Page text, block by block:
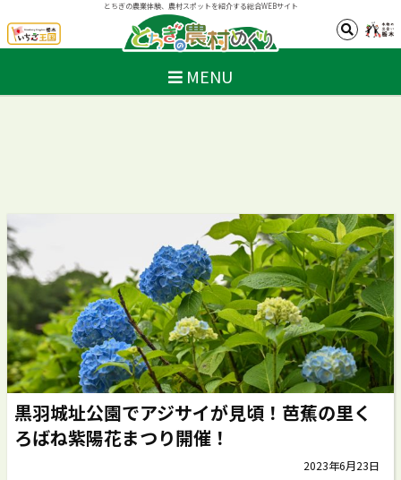
とちぎの農業体験、農村スポットを紹介する総合WEBサイト
MENU
黒羽城址公園でアジサイが見頃！芭蕉の里く
ろばね紫陽花まつり開催！
2023年6月23日